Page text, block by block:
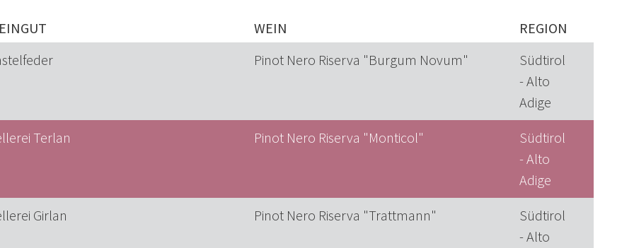
WEIN
REGION
Pinot Nero Riserva "Burgum Novum"
Südtirol
- Alto
Adige
Terlan Pinot Nero Riserva "Monticol"
Südtirol
- Alto
Adige
Girlan Pinot Nero Riserva "Trattmann"
Südtirol
- Alto